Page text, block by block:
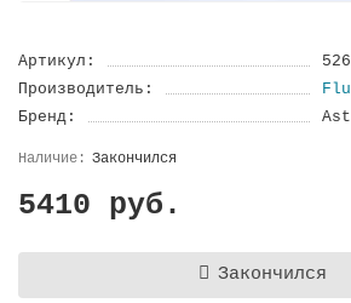
Артикул:
Производитель:
Бренд:
Закончился
5410 руб.
Закончился